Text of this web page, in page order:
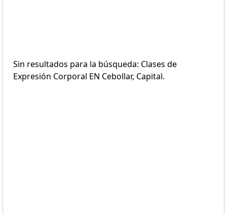
Sin resultados para la búsqueda: Clases de
Expresión Corporal EN Cebollar, Capital.